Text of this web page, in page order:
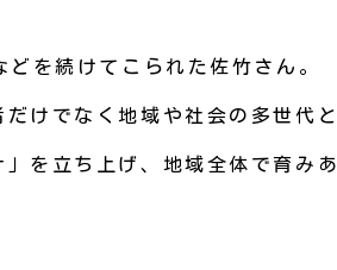
を続けてこられた佐竹さん。
けでなく地域や社会の多世代と
を立ち上げ、地域全体で育みあ